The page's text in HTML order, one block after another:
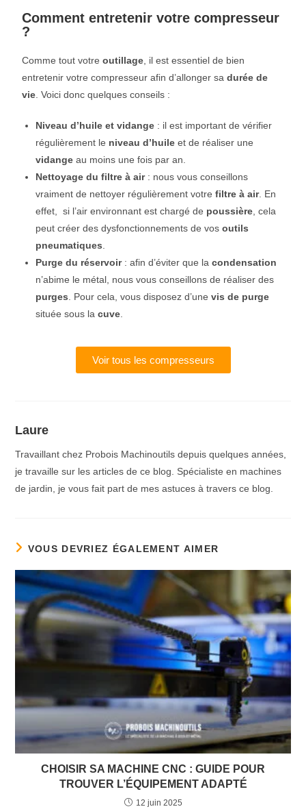
Comment entretenir votre compresseur
?​
Comme tout votreoutillage , il est essentiel de bien
entretenir votre compresseur afin d’allonger sadurée de
vie . Voici donc quelques conseils :
Niveau d’huile et vidange : il est important de vérifier
régulièrement le niveau d’huile et de réaliser une
vidange au moins une fois par an.
Nettoyage du filtre à air: nous vous conseillons
vraiment de nettoyer régulièrement votrefiltre à air. En
effet, si l’air environnant est chargé de poussière , cela
peut créer des dysfonctionnements de vosoutils
pneumatiques
Purge du réservoir: afin d’éviter que lacondensation
n’abime le métal, nous vous conseillons de réaliser des
purges . Pour cela, vous disposez d’une vis de purge
située sous lacuve
Voir tous les compresseurs
Laure
Travaillant chez Probois Machinoutils depuis quelques années,
je travaille sur les articles de ce blog. Spécialiste en machines
de jardin, je vous fait part de mes astuces à travers ce blog.
VOUS DEVRIEZ ÉGALEMENT AIMER
CHOISIR SA MACHINE CNC : GUIDE POUR
TROUVER L’ÉQUIPEMENT ADAPTÉ
12 juin 2025